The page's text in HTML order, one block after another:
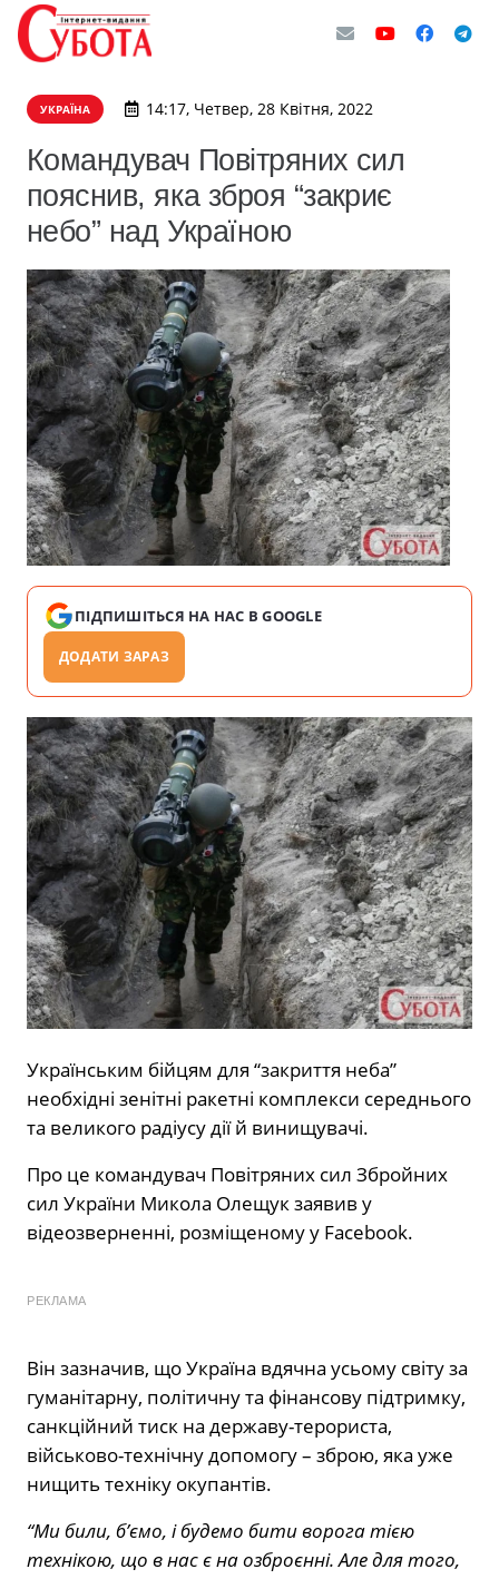
УКРАЇНА 14:17, Четвер, 28 Квітня, 2022
Командувач Повітряних сил
пояснив, яка зброя “закриє
небо” над Україною
ПІДПИШІТЬСЯ НА НАС В GOOGLE
ДОДАТИ ЗАРАЗ
Українським бійцям для “закриття неба”
необхідні зенітні ракетні комплекси середнього
та великого радіусу дії й винищувачі.
Про це командувач Повітряних сил Збройних
сил України Микола Олещук заявив у
відеозверненні, розміщеному у Facebook.
РЕКЛАМА
Він зазначив, що Україна вдячна усьому світу за
гуманітарну, політичну та фінансову підтримку,
санкційний тиск на державу-терориста,
військово-технічну допомогу – зброю, яка уже
нищить техніку окупантів.
“Ми били, б’ємо, і будемо бити ворога тією
технікою, що в нас є на озброєнні. Але для того,